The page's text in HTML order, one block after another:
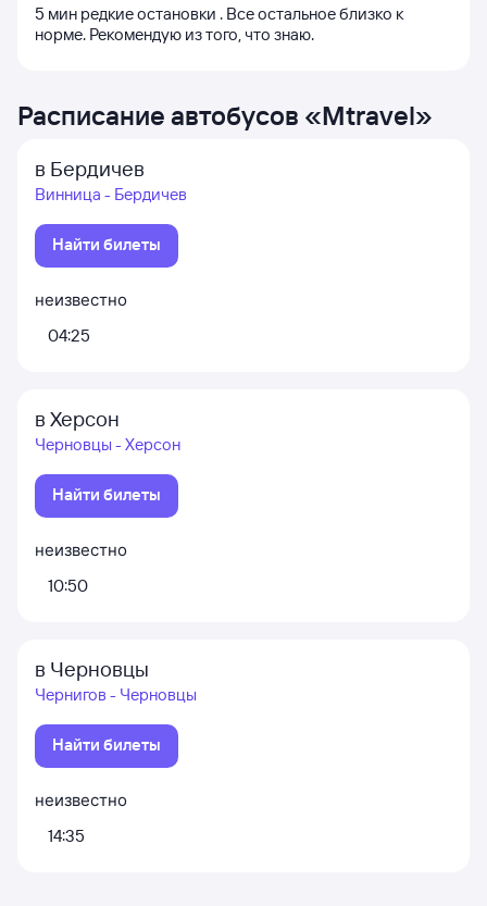
Расписание автобусов «Mtravel»
в Бердичев
Винница - Бердичев
Найти билеты
неизвестно
04:25
в Херсон
Черновцы - Херсон
Найти билеты
неизвестно
10:50
в Черновцы
Чернигов - Черновцы
Найти билеты
неизвестно
14:35
5 мин редкие остановки . Все остальное близко к
норме. Рекомендую из того, что знаю.